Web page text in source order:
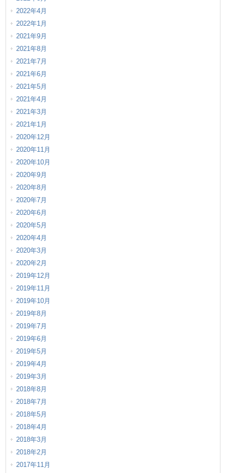
2022年4月
2022年1月
2021年9月
2021年8月
2021年7月
2021年6月
2021年5月
2021年4月
2021年3月
2021年1月
2020年12月
2020年11月
2020年10月
2020年9月
2020年8月
2020年7月
2020年6月
2020年5月
2020年4月
2020年3月
2020年2月
2019年12月
2019年11月
2019年10月
2019年8月
2019年7月
2019年6月
2019年5月
2019年4月
2019年3月
2018年8月
2018年7月
2018年5月
2018年4月
2018年3月
2018年2月
2017年11月